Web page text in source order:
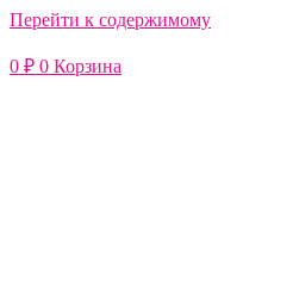
Перейти к содержимому
0 ₽ 0 Корзина